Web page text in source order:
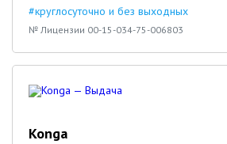
#круглосуточно и без выходных
№ Лицензии 00-15-034-75-006803
Konga